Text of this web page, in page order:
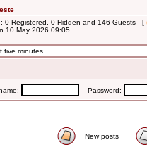
0 Registered, 0 Hidden and 146 Guests [
10 May 2026 09:05
five minutes
Password:
New posts